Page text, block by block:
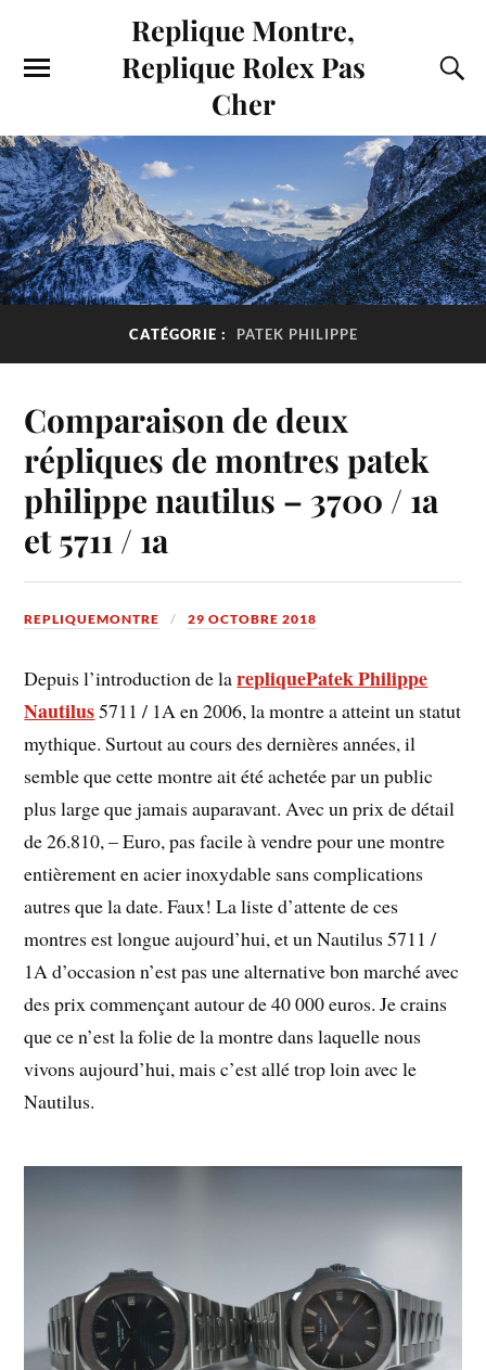
Replique Montre,
Replique Rolex Pas
Cher
CATÉGORIE : PATEK PHILIPPE
Comparaison de deux
répliques de montres patek
philippe nautilus – 3700 / 1a
et 5711 / 1a
REPLIQUEMONTRE 29 OCTOBRE 2018
Depuis l’introduction de larepliquePatek Philippe
Nautilus5711 / 1A en 2006, la montre a atteint un statut
mythique. Surtout au cours des dernières années, il
semble que cette montre ait été achetée par un public
plus large que jamais auparavant. Avec un prix de détail
de 26.810, – Euro, pas facile à vendre pour une montre
entièrement en acier inoxydable sans complications
autres que la date. Faux! La liste d’attente de ces
montres est longue aujourd’hui, et un Nautilus 5711 /
1A d’occasion n’est pas une alternative bon marché avec
des prix commençant autour de 40 000 euros. Je crains
que ce n’est la folie de la montre dans laquelle nous
vivons aujourd’hui, mais c’est allé trop loin avec le
Nautilus.